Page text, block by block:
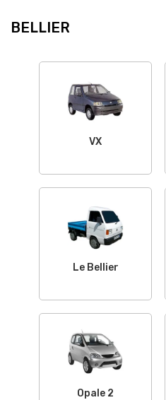
BELLIER
VX
Le Bellier
Opale 2